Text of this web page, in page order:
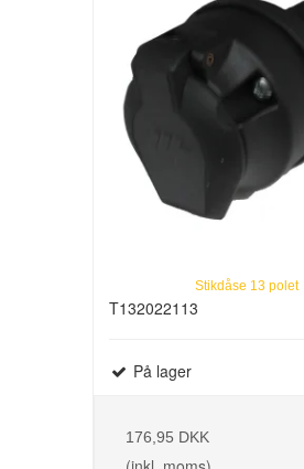
Stikdåse 13 polet
T132022113
På lager
176,95 DKK